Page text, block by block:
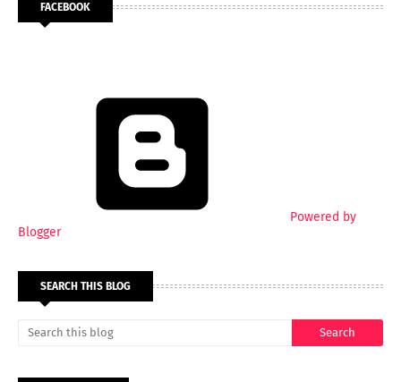
FACEBOOK
Powered by
Blogger
SEARCH THIS BLOG